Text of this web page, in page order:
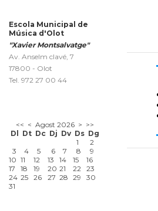
Escola Municipal de
Música d'Olot
"Xavier Montsalvatge"
Av. Anselm clavé, 7
17800 - Olot
Tel. 972 27 00 44
<< < Agost 2026 > >>
Dl
Dt Dc Dj Dv Ds Dg
1
2
3
4 5 6 7 8
9
10 11 12 13 14 15
16
17
18 19 20 21 22 23
24 25 26 27 28 29
30
31